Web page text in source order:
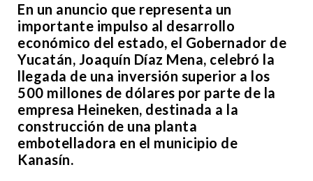
En un anuncio que representa un
importante impulso al desarrollo
económico del estado, el Gobernador de
Yucatán, Joaquín Díaz Mena, celebró la
llegada de una inversión superior a los
500 millones de dólares por parte de la
empresa Heineken, destinada a la
construcción de una planta
embotelladora en el municipio de
Kanasín.